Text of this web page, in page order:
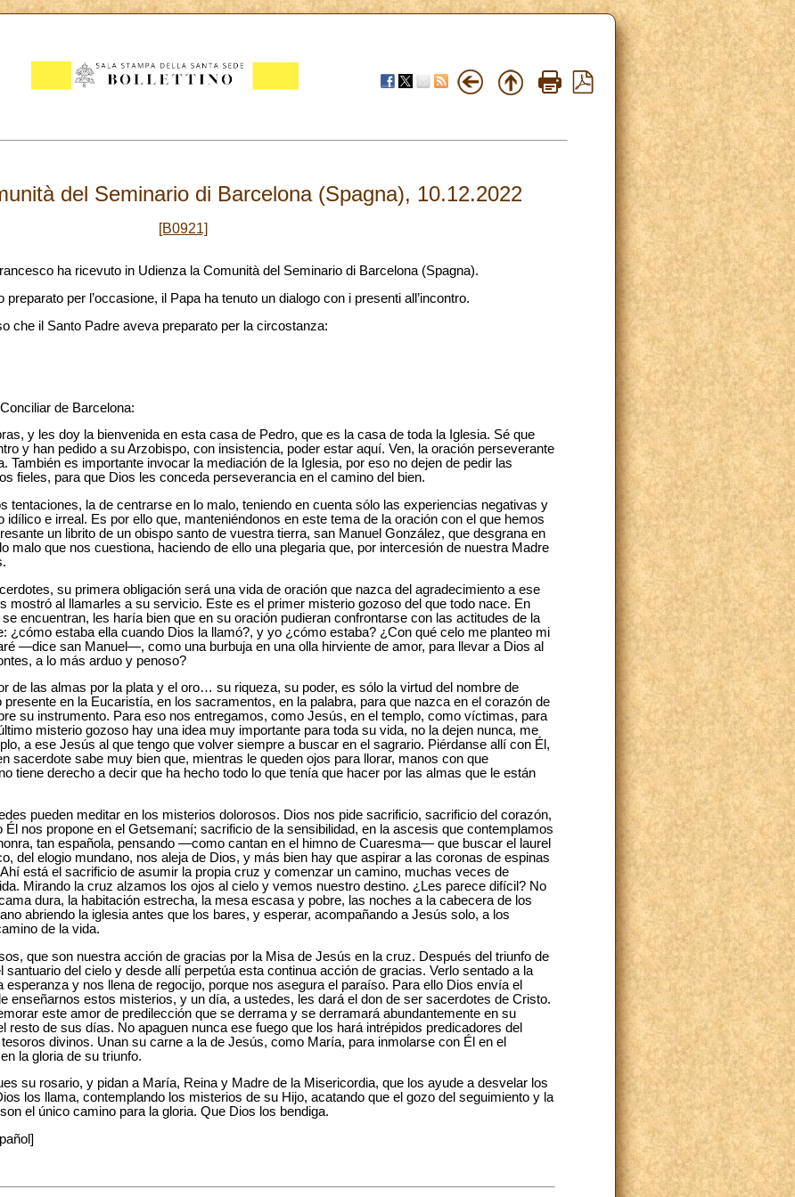
del Seminario di Barcelona (Spagna), 10.12.2022
[B0921]
ha ricevuto in Udienza la Comunità del Seminario di Barcelona (Spagna).
per l’occasione, il Papa ha tenuto un dialogo con i presenti all’incontro.
che il Santo Padre aveva preparato per la circostanza:
de Barcelona:
y les doy la bienvenida en esta casa de Pedro, que es la casa de toda la Iglesia. Sé que
y han pedido a su Arzobispo, con insistencia, poder estar aquí. Ven, la oración perseverante
También es importante invocar la mediación de la Iglesia, por eso no dejen de pedir las
fieles, para que Dios les conceda perseverancia en el camino del bien.
tentaciones, la de centrarse en lo malo, teniendo en cuenta sólo las experiencias negativas y
idílico e irreal. Es por ello que, manteniéndonos en este tema de la oración con el que hemos
un librito de un obispo santo de vuestra tierra, san Manuel González, que desgrana en
malo que nos cuestiona, haciendo de ello una plegaria que, por intercesión de nuestra Madre
su primera obligación será una vida de oración que nazca del agradecimiento a ese
mostró al llamarles a su servicio. Este es el primer misterio gozoso del que todo nace. En
encuentran, les haría bien que en su oración pudieran confrontarse con las actitudes de la
¿cómo estaba ella cuando Dios la llamó?, y yo ¿cómo estaba? ¿Con qué celo me planteo mi
—dice san Manuel—, como una burbuja en una olla hirviente de amor, para llevar a Dios al
a lo más arduo y penoso?
de las almas por la plata y el oro… su riqueza, su poder, es sólo la virtud del nombre de
en la Eucaristía, en los sacramentos, en la palabra, para que nazca en el corazón de
su instrumento. Para eso nos entregamos, como Jesús, en el templo, como víctimas, para
misterio gozoso hay una idea muy importante para toda su vida, no la dejen nunca, me
a ese Jesús al que tengo que volver siempre a buscar en el sagrario. Piérdanse allí con Él,
sacerdote sabe muy bien que, mientras le queden ojos para llorar, manos con que
tiene derecho a decir que ha hecho todo lo que tenía que hacer por las almas que le están
pueden meditar en los misterios dolorosos. Dios nos pide sacrificio, sacrificio del corazón,
Él nos propone en el Getsemaní; sacrificio de la sensibilidad, en la ascesis que contemplamos
tan española, pensando —como cantan en el himno de Cuaresma— que buscar el laurel
del elogio mundano, nos aleja de Dios, y más bien hay que aspirar a las coronas de espinas
está el sacrificio de asumir la propia cruz y comenzar un camino, muchas veces de
Mirando la cruz alzamos los ojos al cielo y vemos nuestro destino. ¿Les parece difícil? No
dura, la habitación estrecha, la mesa escasa y pobre, las noches a la cabecera de los
abriendo la iglesia antes que los bares, y esperar, acompañando a Jesús solo, a los
de la vida.
que son nuestra acción de gracias por la Misa de Jesús en la cruz. Después del triunfo de
del cielo y desde allí perpetúa esta continua acción de gracias. Verlo sentado a la
esperanza y nos llena de regocijo, porque nos asegura el paraíso. Para ello Dios envía el
enseñarnos estos misterios, y un día, a ustedes, les dará el don de ser sacerdotes de Cristo.
este amor de predilección que se derrama y se derramará abundantemente en su
resto de sus días. No apaguen nunca ese fuego que los hará intrépidos predicadores del
divinos. Unan su carne a la de Jesús, como María, para inmolarse con Él en el
la gloria de su triunfo.
su rosario, y pidan a María, Reina y Madre de la Misericordia, que los ayude a desvelar los
los llama, contemplando los misterios de su Hijo, acatando que el gozo del seguimiento y la
el único camino para la gloria. Que Dios los bendiga.